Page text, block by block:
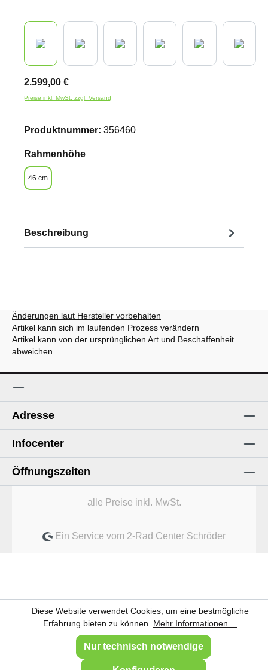
2.599,00 €
Preise inkl. MwSt. zzgl. Versand
Produktnummer: 356460
Rahmenhöheauswählen
46 cm
Beschreibung
Änderungen laut Hersteller vorbehalten
Artikel kann sich im laufenden Prozess verändern
Artikel kann von der ursprünglichen Art und Beschaffenheit
abweichen
Adresse
Infocenter
Öffnungszeiten
alle Preise inkl. MwSt.
Ein Service vom 2-Rad Center Schröder
Diese Website verwendet Cookies, um eine bestmögliche
Erfahrung bieten zu können. Mehr Informationen ...
Nur technisch notwendige